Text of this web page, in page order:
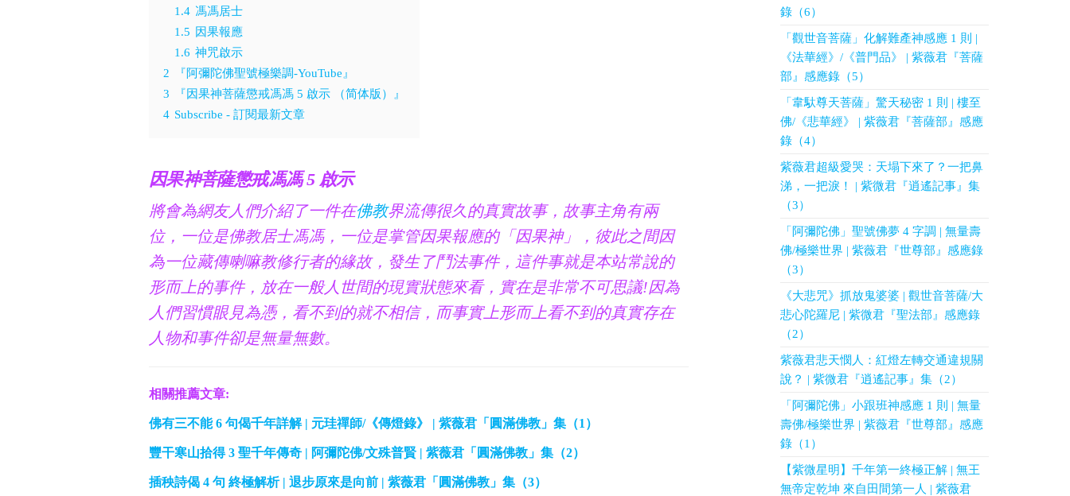
1.4 馮馮居士
1.5 因果報應
1.6 神咒啟示
2
『阿彌陀佛聖號極樂調-YouTube』
3
『因果神菩薩懲戒馮馮 5 啟示 （简体版）』
4 Subscribe - 訂閱最新文章
因果神菩薩懲戒馮馮 5 啟示
將會為網友人們介紹了一件在佛教界流傳很久的真實故事，故事主角有兩
位，一位是佛教居士馮馮，一位是掌管因果報應的「因果神」，彼此之間因
為一位藏傳喇嘛教修行者的緣故，發生了鬥法事件，這件事就是本站常說的
形而上的事件，放在一般人世間的現實狀態來看，實在是非常不可思議!因為
人們習慣眼見為憑，看不到的就不相信，而事實上形而上看不到的真實存在
人物和事件卻是無量無數。
相關推薦文章:
佛有三不能 6 句偈千年詳解 | 元珪禪師/《傳燈錄》 | 紫薇君「圓滿佛教」集（1）
豐干寒山拾得 3 聖千年傳奇 | 阿彌陀佛/文殊普賢 | 紫薇君「圓滿佛教」集（2）
插秧詩偈 4 句 終極解析 | 退步原來是向前 | 紫薇君「圓滿佛教」集（3）
錄（6）
「觀世音菩薩」化解難產神感應 1 則 |
《法華經》/《普門品》 | 紫薇君『菩薩
部』感應錄（5）
「韋馱尊天菩薩」驚天秘密 1 則 | 樓至
佛/《悲華經》 | 紫薇君『菩薩部』感應
錄（4）
紫薇君超級愛哭：天塌下來了？一把鼻
涕，一把淚！ | 紫微君『逍遙記事』集
（3）
「阿彌陀佛」聖號佛夢 4 字調 | 無量壽
佛/極樂世界 | 紫薇君『世尊部』感應錄
（3）
《大悲咒》抓放鬼婆婆 | 觀世音菩薩/大
悲心陀羅尼 | 紫微君『聖法部』感應錄
（2）
紫薇君悲天憫人：紅燈左轉交通違規關
說？ | 紫微君『逍遙記事』集（2）
「阿彌陀佛」小跟班神感應 1 則 | 無量
壽佛/極樂世界 | 紫薇君『世尊部』感應
錄（1）
【紫微星明】千年第一終極正解 | 無王
無帝定乾坤 來自田間第一人 | 紫薇君